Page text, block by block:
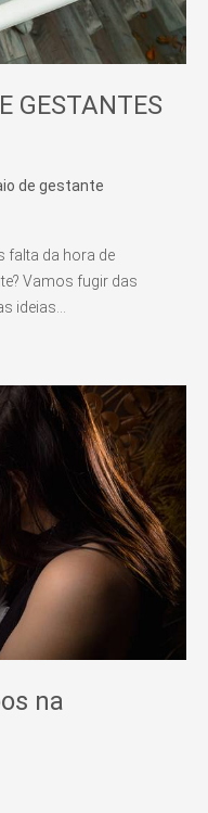
GESTANTES
de gestante
falta da hora de
Vamos fugir das
ideias...
na